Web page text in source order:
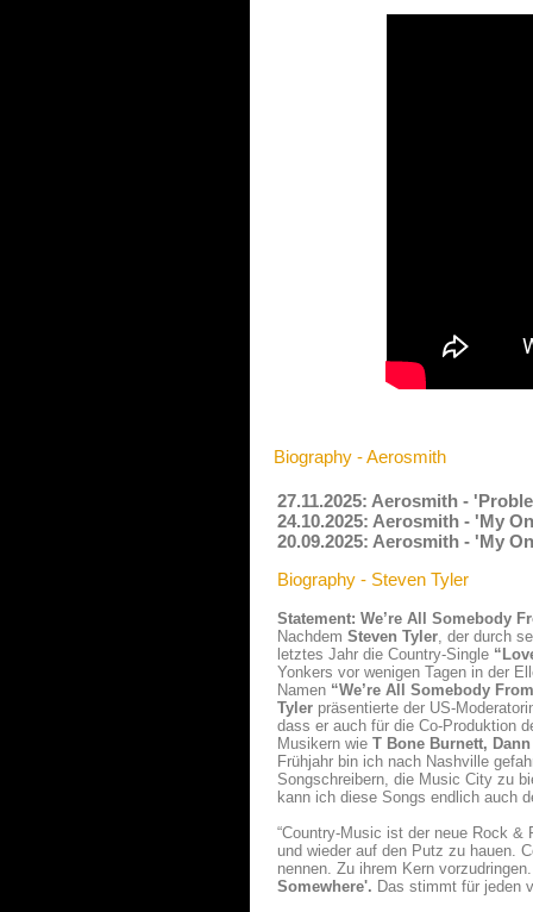
Biography - Aerosmith
27.11.2025: Aerosmith -
24.10.2025: Aerosmith - 'My
20.09.2025: Aerosmith - 'My
Biography - Steven Tyler
Statement: We’re All Somebody
Nachdem Steven Tyler, der durch
letztes Jahr die Country-Single
Yonkers vor wenigen Tagen in der
Namen “We’re All Somebody
Tyler präsentierte der US-
dass er auch für die Co-Produktion
Musikern wie T Bone Burnett,
Frühjahr bin ich nach Nashville
Songschreibern, die Music City zu
kann ich diese Songs endlich auch
“Country-Music ist der neue Rock
und wieder auf den Putz zu hauen.
nennen. Zu ihrem Kern
Somewhere'. Das stimmt für jeden